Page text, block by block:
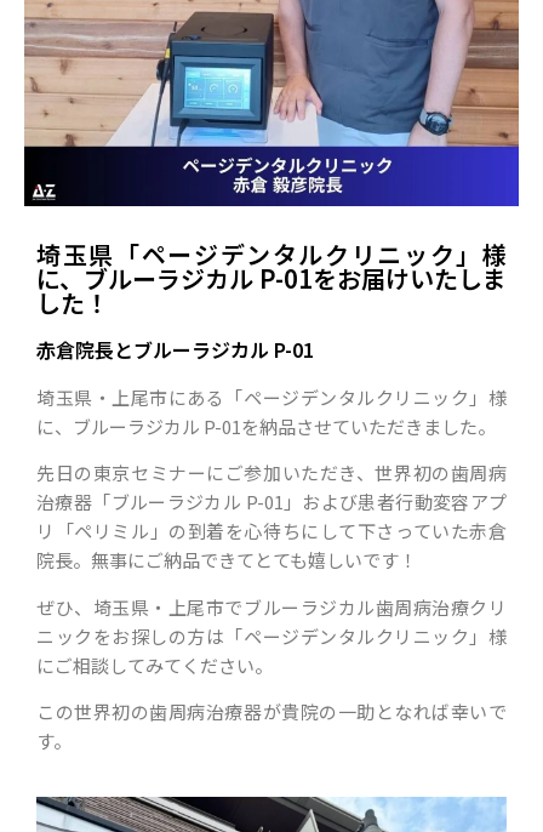
埼玉県「ページデンタルクリニック」様
に、ブルーラジカル P-01をお届けいたしま
した！
赤倉院長とブルーラジカル P-01
埼玉県・上尾市にある「ページデンタルクリニック」様
に、ブルーラジカル P-01を納品させていただきました。
先日の東京セミナーにご参加いただき、世界初の歯周病
治療器「ブルーラジカル P-01」および患者行動変容アプ
リ「ペリミル」の到着を心待ちにして下さっていた赤倉
院長。無事にご納品できてとても嬉しいです！
ぜひ、埼玉県・上尾市でブルーラジカル歯周病治療クリ
ニックをお探しの方は「ページデンタルクリニック」様
にご相談してみてください。
この世界初の歯周病治療器が貴院の一助となれば幸いで
す。